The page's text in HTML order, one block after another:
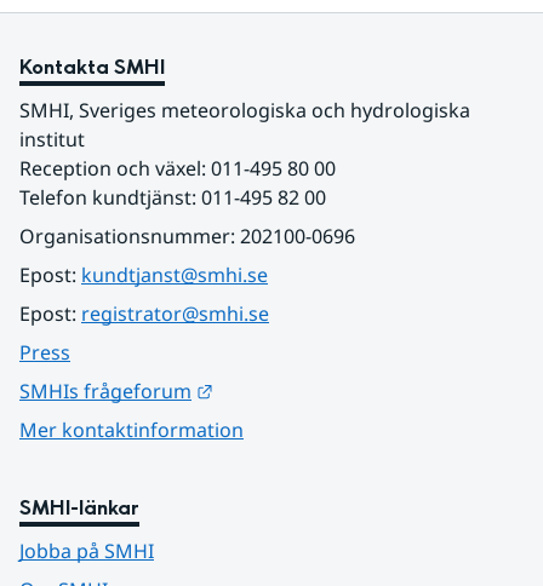
Kontakta SMHI
SMHI, Sveriges meteorologiska och hydrologiska
institut
Reception och växel: 011-495 80 00
Telefon kundtjänst: 011-495 82 00
Organisationsnummer: 202100-0696
Epost: kundtjanst@smhi.se
Epost: registrator@smhi.se
Press
SMHIs frågeforum
Mer kontaktinformation
SMHI-länkar
Jobba på SMHI